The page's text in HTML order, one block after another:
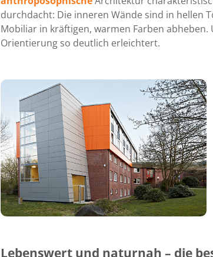
durchdacht: Die inneren Wände sind in hellen
Mobiliar in kräftigen, warmen Farben
Orientierung so deutlich erleichtert.
Lebenswert und naturnah – die